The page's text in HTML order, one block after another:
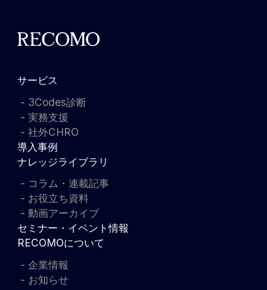
サービス
3Codes診断
実務支援
社外CHRO
導入事例
ナレッジライブラリ
コラム・連載記事
お役立ち資料
動画アーカイブ
セミナー・イベント情報
RECOMOについて
企業情報
お知らせ